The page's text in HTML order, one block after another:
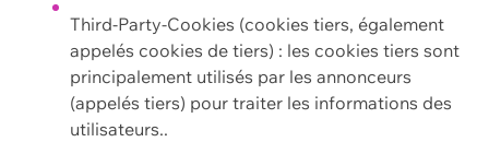
Third-Party-Cookies (cookies tiers, également
appelés cookies de tiers) : les cookies tiers sont
principalement utilisés par les annonceurs
(appelés tiers) pour traiter les informations des
utilisateurs..